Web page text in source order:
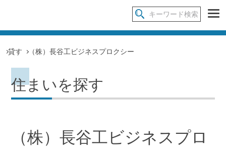
貸す （株）長谷工ビジネスプロクシー
住まいを探す
（株）長谷工ビジネスプロ